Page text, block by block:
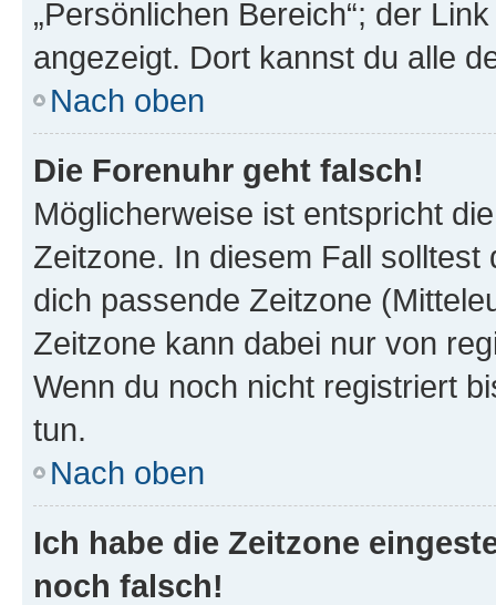
„Persönlichen Bereich“; der
angezeigt. Dort kannst du alle
Nach oben
Die Forenuhr geht falsch!
Möglicherweise ist entspricht
Zeitzone. In diesem Fall solltest
dich passende Zeitzone
Zeitzone kann dabei nur von
Wenn du noch nicht registriert
tun.
Nach oben
Ich habe die Zeitzone
noch falsch!